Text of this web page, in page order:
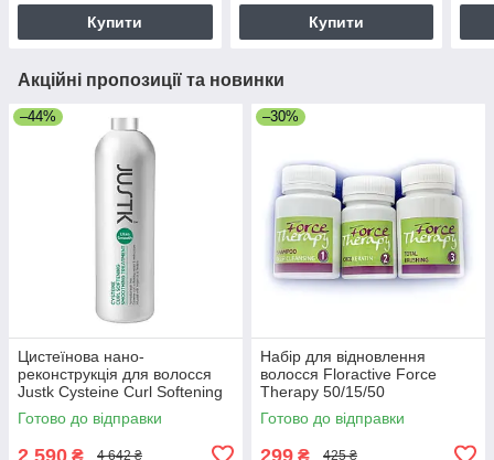
Купити Купити
Акційні пропозиції та новинки
–44%
Цистеїнова нано-
реконструкція для волосся
Justk Cysteine Curl Softening
Smoothing Treatment, 1000
мл
Готово до відправки
2 590 ₴ 4 642 ₴
–30%
Набір для відновлення
волосся Floractive Force
Therapy 50/15/50
Готово до відправки
299 ₴ 425 ₴